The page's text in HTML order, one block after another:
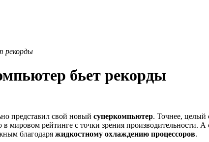
рекорды
бьет рекорды
представил свой новый суперкомпьютер. Точнее, целый
в мировом рейтинге с точки зрения производительности.
благодаря жидкостному охлаждению процессоров.